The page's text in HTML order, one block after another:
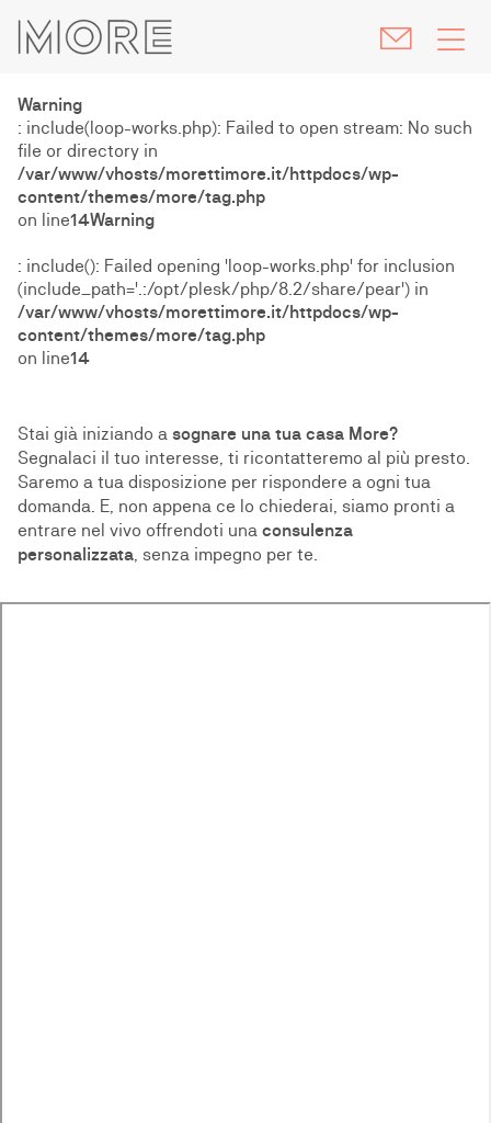
skip
navigation
ALTROVE Archives - MORE
Warning
: include(loop-works.php): Failed to open stream: No such
file or directory in
/var/www/vhosts/morettimore.it/httpdocs/wp-
content/themes/more/tag.php
on line14Warning
: include(): Failed opening 'loop-works.php' for inclusion
(include_path='.:/opt/plesk/php/8.2/share/pear') in
/var/www/vhosts/morettimore.it/httpdocs/wp-
content/themes/more/tag.php
on line14
Stai già iniziando a sognare una tua casa More?
Segnalaci il tuo interesse, ti ricontatteremo al più presto.
Saremo a tua disposizione per rispondere a ogni tua
domanda. E, non appena ce lo chiederai, siamo pronti a
entrare nel vivo offrendoti una consulenza
personalizzata, senza impegno per te.